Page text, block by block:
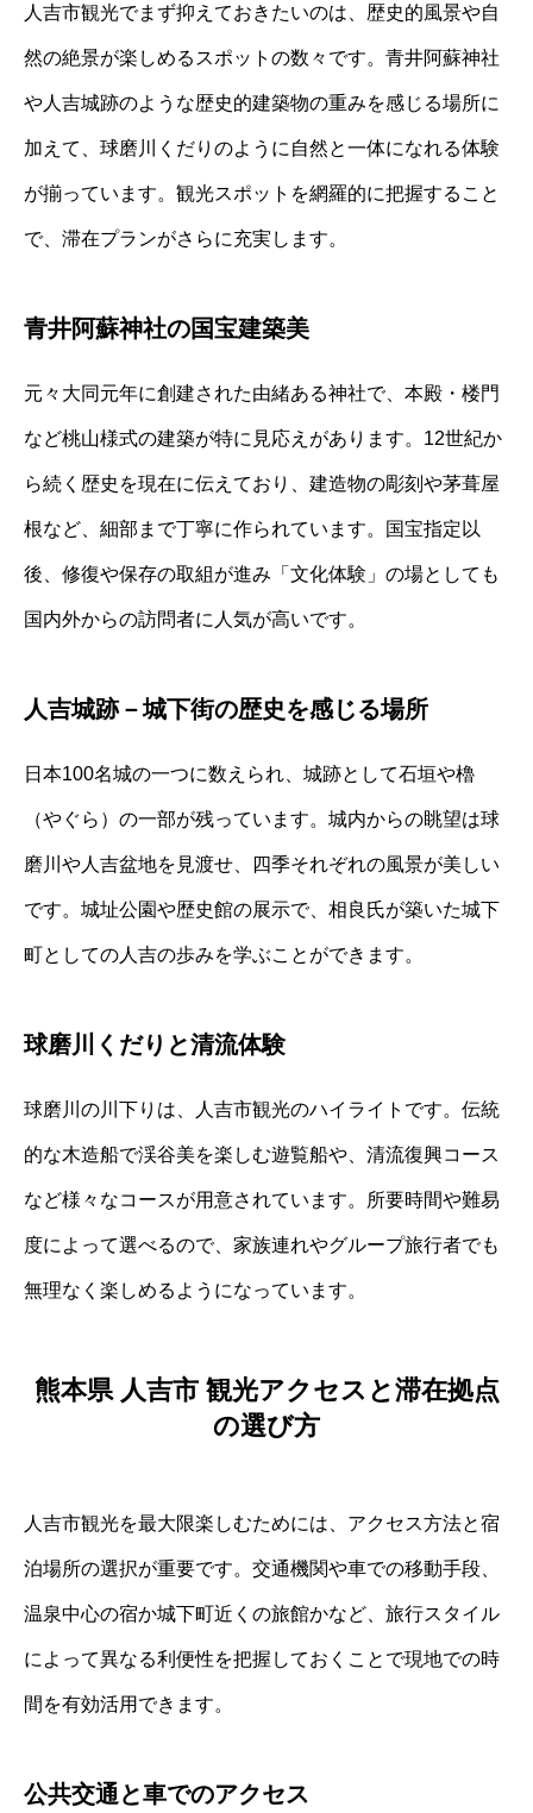
人吉市観光でまず抑えておきたいのは、歴史的風景や自
然の絶景が楽しめるスポットの数々です。青井阿蘇神社
や人吉城跡のような歴史的建築物の重みを感じる場所に
加えて、球磨川くだりのように自然と一体になれる体験
が揃っています。観光スポットを網羅的に把握すること
で、滞在プランがさらに充実します。
青井阿蘇神社の国宝建築美
元々大同元年に創建された由緒ある神社で、本殿・楼門
など桃山様式の建築が特に見応えがあります。12世紀か
ら続く歴史を現在に伝えており、建造物の彫刻や茅葺屋
根など、細部まで丁寧に作られています。国宝指定以
後、修復や保存の取組が進み「文化体験」の場としても
国内外からの訪問者に人気が高いです。
人吉城跡－城下街の歴史を感じる場所
日本100名城の一つに数えられ、城跡として石垣や櫓
（やぐら）の一部が残っています。城内からの眺望は球
磨川や人吉盆地を見渡せ、四季それぞれの風景が美しい
です。城址公園や歴史館の展示で、相良氏が築いた城下
町としての人吉の歩みを学ぶことができます。
球磨川くだりと清流体験
球磨川の川下りは、人吉市観光のハイライトです。伝統
的な木造船で渓谷美を楽しむ遊覧船や、清流復興コース
など様々なコースが用意されています。所要時間や難易
度によって選べるので、家族連れやグループ旅行者でも
無理なく楽しめるようになっています。
熊本県 人吉市 観光アクセスと滞在拠点
の選び方
人吉市観光を最大限楽しむためには、アクセス方法と宿
泊場所の選択が重要です。交通機関や車での移動手段、
温泉中心の宿か城下町近くの旅館かなど、旅行スタイル
によって異なる利便性を把握しておくことで現地での時
間を有効活用できます。
公共交通と車でのアクセス